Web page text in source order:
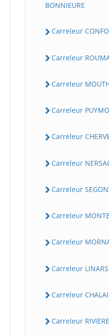
BONNIEURE
Carreleur
Carreleur
Carreleur
Carreleur
Carreleur
Carreleur
Carreleur
Carreleur
Carreleur
Carreleur LINARS
Carreleur
Carreleur